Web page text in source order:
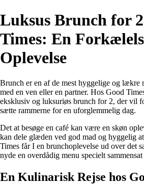
Luksus Brunch for
Times: En
Oplevelse
Brunch er en af de mest hyggelige og lækre
med en ven eller en partner. Hos Good
eksklusiv og luksuriøs brunch for 2, der vil
sætte rammerne for en uforglemmelig dag.
Det at besøge en café kan være en skøn
kan dele glæden ved god mad og hyggelig
Times får I en brunchoplevelse ud over det
nyde en overdådig menu specielt
En Kulinarisk Rejse hos